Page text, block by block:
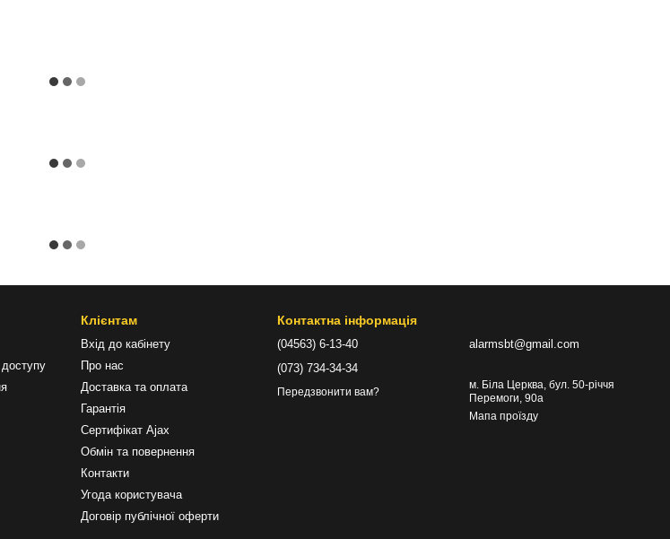
Клієнтам
Вхід до кабінету
Про нас
Доставка та оплата
Гарантія
Сертифікат Ajax
Обмін та повернення
Контакти
Угода користувача
Договір публічної оферти
Контактна інформація
(04563) 6-13-40
(073) 734-34-34
Передзвонити вам?
alarmsbt@gmail.com
м. Біла Церква, бул. 50-річчя
Перемоги, 90а
Мапа проїзду